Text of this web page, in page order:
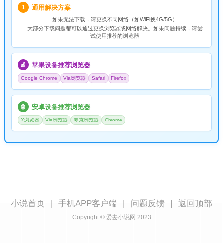
1 通用解决方案
如果无法下载，请更换不同网络（如WiFi换4G/5G）
大部分下载问题都可以通过更换浏览器或网络解决。如果问题持续，请尝
试使用推荐的浏览器
🍎 苹果设备推荐浏览器
Google Chrome Via浏览器 Safari Firefox
🤖 安卓设备推荐浏览器
X浏览器 Via浏览器 夸克浏览器 Chrome
小说首页 手机APP客户端 问题反馈 返回顶部
Copyright © 爱去小说网 2023